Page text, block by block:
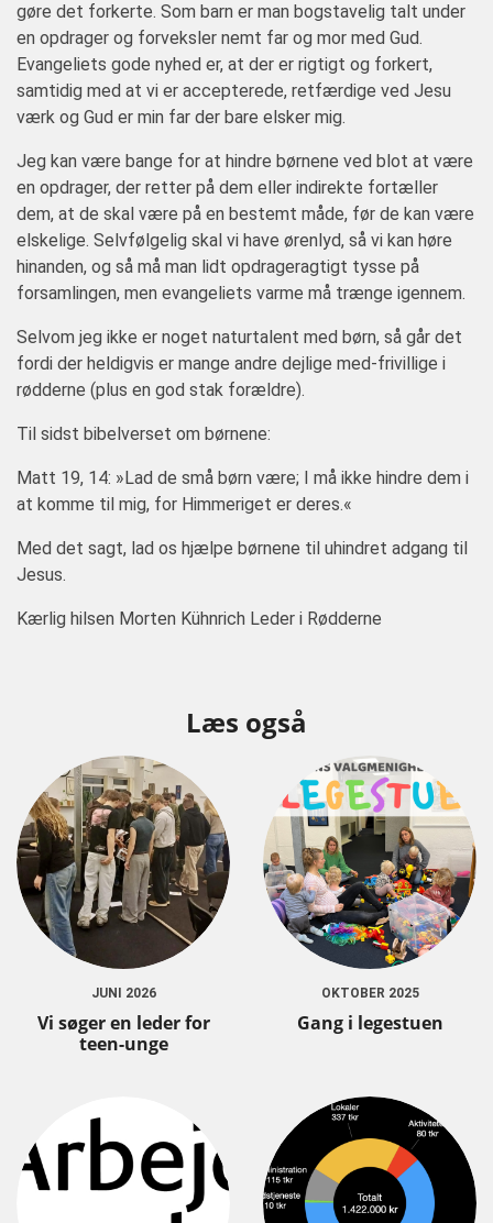
gøre det forkerte. Som barn er man bogstavelig talt under
en opdrager og forveksler nemt far og mor med Gud.
Evangeliets gode nyhed er, at der er rigtigt og forkert,
samtidig med at vi er accepterede, retfærdige ved Jesu
værk og Gud er min far der bare elsker mig.
Jeg kan være bange for at hindre børnene ved blot at være
en opdrager, der retter på dem eller indirekte fortæller
dem, at de skal være på en bestemt måde, før de kan være
elskelige. Selvfølgelig skal vi have ørenlyd, så vi kan høre
hinanden, og så må man lidt opdrageragtigt tysse på
forsamlingen, men evangeliets varme må trænge igennem.
Selvom jeg ikke er noget naturtalent med børn, så går det
fordi der heldigvis er mange andre dejlige med-frivillige i
rødderne (plus en god stak forældre).
Til sidst bibelverset om børnene:
Matt 19, 14: »Lad de små børn være; I må ikke hindre dem i
at komme til mig, for Himmeriget er deres.«
Med det sagt, lad os hjælpe børnene til uhindret adgang til
Jesus.
Kærlig hilsen Morten Kühnrich Leder i Rødderne
Læs også
JUNI 2026
Vi søger en leder for
teen-unge
OKTOBER 2025
Gang i legestuen